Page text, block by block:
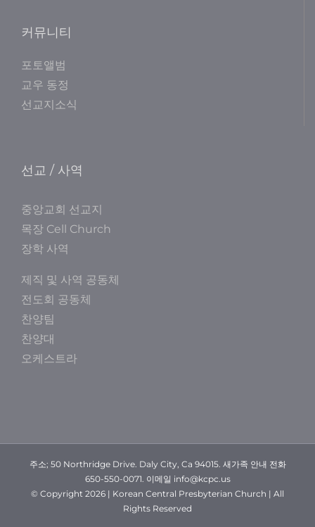
커뮤니티
포토앨범
교우 동정
선교지소식
선교 / 사역
중앙교회 선교지
목장 Cell Church
장학 사역
제직 및 사역 공동체
전도회 공동체
찬양팀
찬양대
오케스트라
주소; 50 Northridge Drive. Daly City, Ca 94015. 새가족 안내 전화
650-550-0071. 이메일 info@kcpc.us
© Copyright 2026 | Korean Central Presbyterian Church | All
Rights Reserved